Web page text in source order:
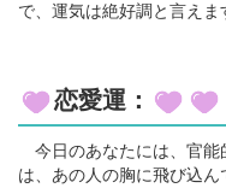
で、運気は絶好調と言えま
恋愛運：
今日のあなたには、官能
は、あの人の胸に飛び込